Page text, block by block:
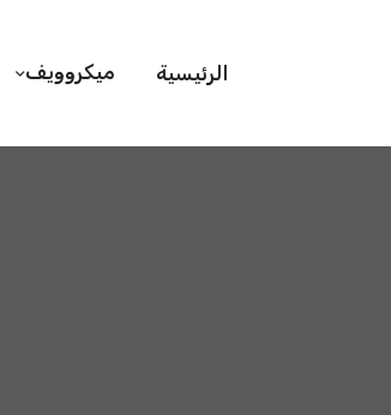
الرئيسية ميكروويف